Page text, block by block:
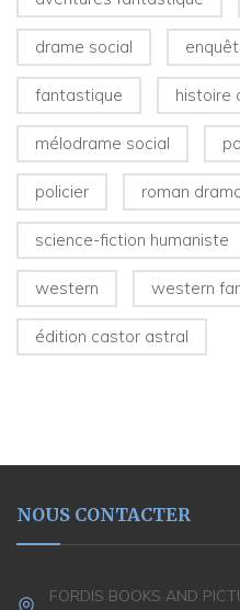
drame social
fantastique histoire
mélodrame social
policier roman
science-fiction humaniste
western western
édition castor astral
NOUS CONTACTER
FORDIS BOOKS AND